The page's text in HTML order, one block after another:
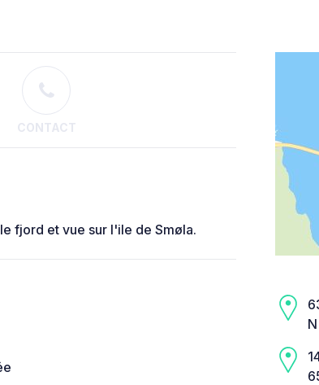
CONTACT
fjord et vue sur l'ile de Smøla.